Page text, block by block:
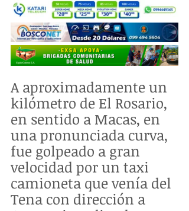
A aproximadamente un
kilómetro de El Rosario,
en sentido a Macas, en
una pronunciada curva,
fue golpeado a gran
velocidad por un taxi
camioneta que venía del
Tena con dirección a